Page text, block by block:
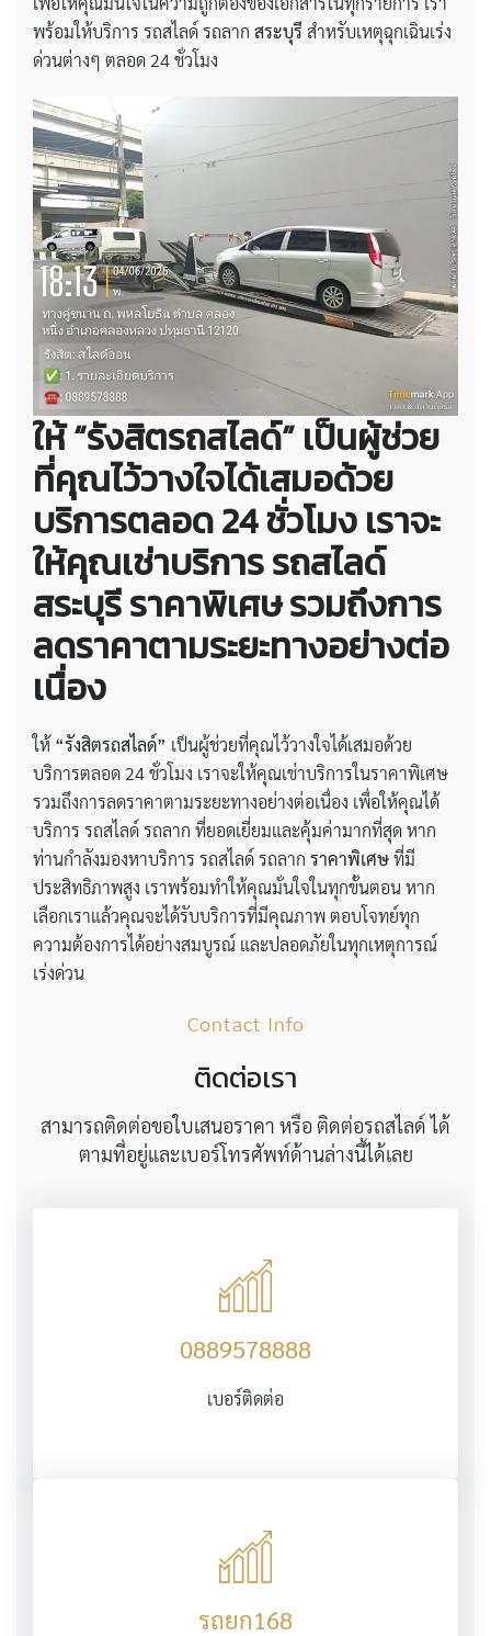
พร้อมให้บริการ รถสไลด์ รถลาก สระบุรี สำหรับเหตุฉุกเฉินเร่ง
ด่วนต่างๆ ตลอด 24 ชั่วโมง
ให้ “รังสิตรถสไลด์” เป็นผู้ช่วย
ที่คุณไว้วางใจได้เสมอด้วย
บริการตลอด 24 ชั่วโมง เราจะ
ให้คุณเช่าบริการรถสไลด์
สระบุรี ราคาพิเศษรวมถึงการ
ลดราคาตามระยะทางอย่างต่อ
เนื่อง
ให้“รังสิตรถสไลด์” เป็นผู้ช่วยที่คุณไว้วางใจได้เสมอด้วย
บริการตลอด 24 ชั่วโมง เราจะให้คุณเช่าบริการในราคาพิเศษ
รวมถึงการลดราคาตามระยะทางอย่างต่อเนื่อง เพื่อให้คุณได้
บริการ รถสไลด์ รถลาก ที่ยอดเยี่ยมและคุ้มค่ามากที่สุด หาก
ท่านกำลังมองหาบริการ รถสไลด์ รถลาก ราคาพิเศษที่มี
ประสิทธิภาพสูง เราพร้อมทำให้คุณมั่นใจในทุกขั้นตอน หาก
เลือกเราแล้วคุณจะได้รับบริการที่มีคุณภาพ ตอบโจทย์ทุก
ความต้องการได้อย่างสมบูรณ์ และปลอดภัยในทุกเหตุการณ์
เร่งด่วน
Contact Info
ติดต่อเรา
สามารถติดต่อขอใบเสนอราคา หรือ ติดต่อรถสไลด์ ได้
ตามที่อยู่และเบอร์โทรศัพท์ด้านล่างนี้ได้เลย
0889578888
เบอร์ติดต่อ
รถยก168